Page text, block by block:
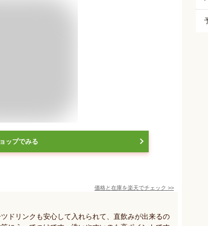
ップでみる
価格と在庫を楽天でチェック >>
ドリンクも安心して入れられて、直飲みが出来るの